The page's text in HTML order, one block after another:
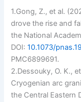
1.Gong, Z., et al.
drove the rise and
the National
DOI:10.1073/
PMC6899691.
2.Dessouky, O. K.,
Cryogenian arc
the Central Eastern